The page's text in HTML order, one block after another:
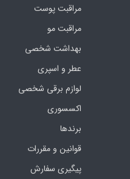
مراقبت پوست
مراقبت مو
بهداشت شخصی
عطر و اسپری
لوازم برقی شخصی
اکسسوری
برندها
قوانین و مقررات
پیگیری سفارش